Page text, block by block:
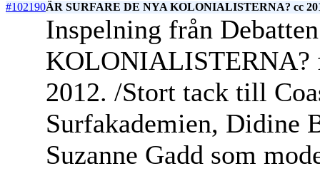
#102190ÄR SURFARE DE NYA KOLONIALISTERNA? cc
Inspelning från
KOLONIALISTERNA?
2012. /Stort tack till
Surfakademien, Didine
Suzanne Gadd som